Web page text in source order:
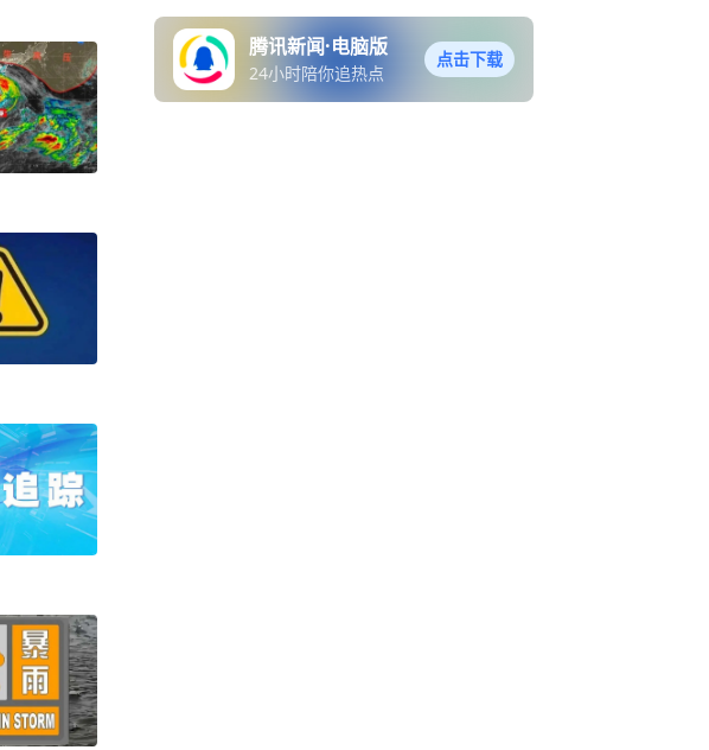
腾讯新闻·电脑版
24小时陪你追热点
点击下载